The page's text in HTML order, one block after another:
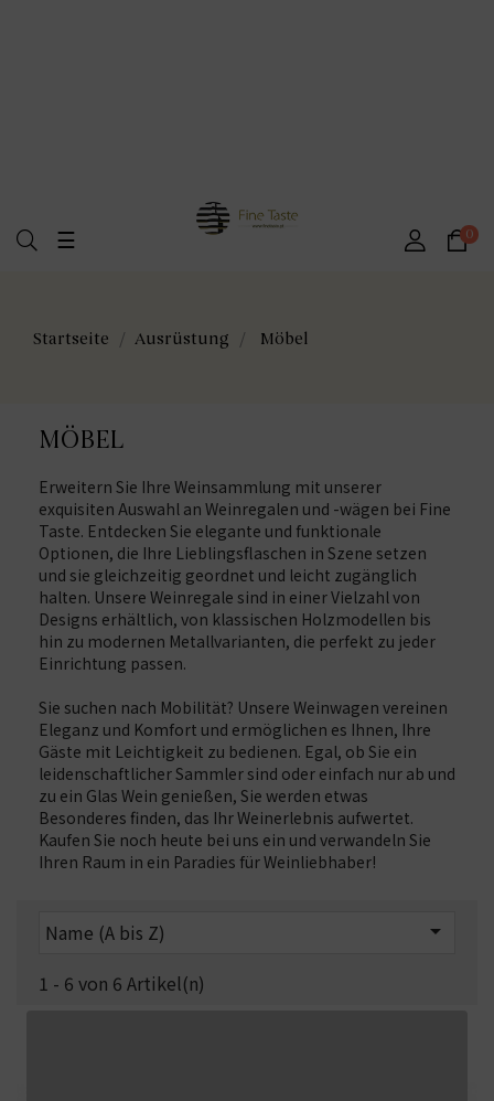
Umschalten
☰ 0
Startseite Ausrüstung Möbel
MÖBEL
Erweitern Sie Ihre Weinsammlung mit unserer
exquisiten Auswahl an Weinregalen und -wägen bei Fine
Taste. Entdecken Sie elegante und funktionale
Optionen, die Ihre Lieblingsflaschen in Szene setzen
und sie gleichzeitig geordnet und leicht zugänglich
halten. Unsere Weinregale sind in einer Vielzahl von
Designs erhältlich, von klassischen Holzmodellen bis
hin zu modernen Metallvarianten, die perfekt zu jeder
Einrichtung passen.
Sie suchen nach Mobilität? Unsere Weinwagen vereinen
Eleganz und Komfort und ermöglichen es Ihnen, Ihre
Gäste mit Leichtigkeit zu bedienen. Egal, ob Sie ein
leidenschaftlicher Sammler sind oder einfach nur ab und
zu ein Glas Wein genießen, Sie werden etwas
Besonderes finden, das Ihr Weinerlebnis aufwertet.
Kaufen Sie noch heute bei uns ein und verwandeln Sie
Ihren Raum in ein Paradies für Weinliebhaber!
Name (A bis Z)

1 - 6 von 6 Artikel(n)